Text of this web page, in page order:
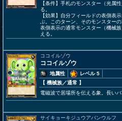
【条件】手札のモンスター（光属
る。
【効果】自分フィールドの表側表
ぶ。このターン、そのモンスター
表側表示の通常モンスター（機械
える。
ココイルゾウ
ココイルゾウ
地属性
レベル 5
【 機械族／通常 】
電磁波で居場所を伝える象。長い
サイキョーキジュウアバンウルフ